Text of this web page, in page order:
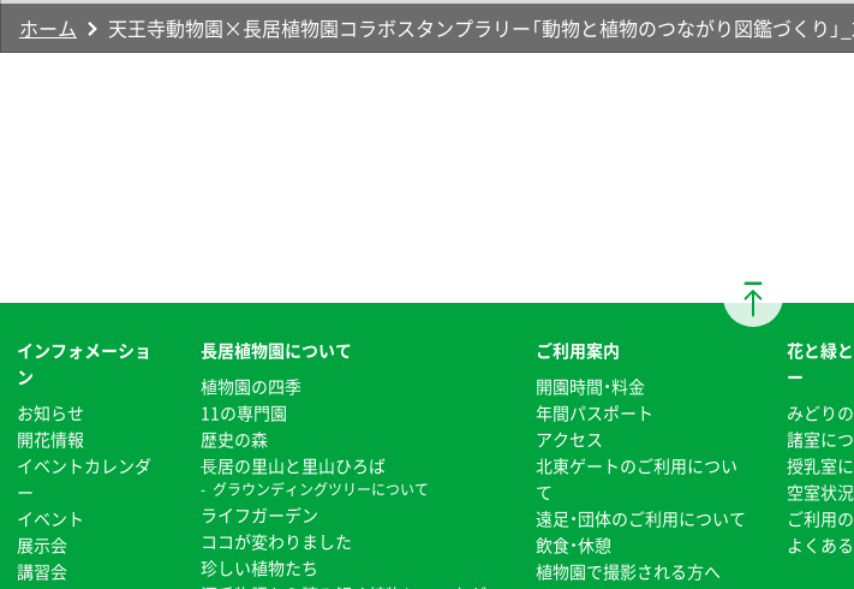
ホーム 天王寺動物園×長居植物園コラボスタンプラリー「動物と植物のつながり図鑑づくり」
インフォメーショ
ン
お知らせ
開花情報
イベントカレンダ
ー
イベント
展示会
講習会
長居植物園について
植物園の四季
11の専門園
歴史の森
⻑居の里山と里山ひろば
グラウンディングツリーについて
ライフガーデン
ココが変わりました
珍しい植物たち
ご利用案内
開園時間・料金
年間パスポート
アクセス
北東ゲートのご利用につい
て
遠足・団体のご利用について
飲食・休憩
植物園で撮影される方へ
花と緑
ー
みどり
諸室に
授乳室
空室状
ご利用
よくあ